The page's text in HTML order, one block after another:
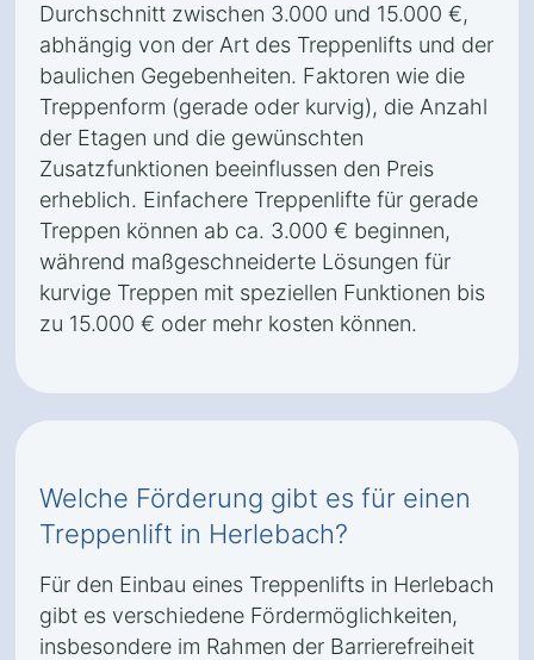
Durchschnitt zwischen 3.000 und 15.000 €,
abhängig von der Art des Treppenlifts und der
baulichen Gegebenheiten. Faktoren wie die
Treppenform (gerade oder kurvig), die Anzahl
der Etagen und die gewünschten
Zusatzfunktionen beeinflussen den Preis
erheblich. Einfachere Treppenlifte für gerade
Treppen können ab ca. 3.000 € beginnen,
während maßgeschneiderte Lösungen für
kurvige Treppen mit speziellen Funktionen bis
zu 15.000 € oder mehr kosten können.
Welche Förderung gibt es für einen
Treppenlift in Herlebach?
Für den Einbau eines Treppenlifts in Herlebach
gibt es verschiedene Fördermöglichkeiten,
insbesondere im Rahmen der Barrierefreiheit